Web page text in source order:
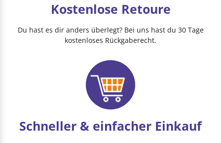
Kostenlose Retoure
Du hast es dir anders überlegt? Bei uns hast du 30 Tage
kostenloses Rückgaberecht.
Schneller & einfacher Einkauf